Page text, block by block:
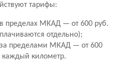
тарифы:
пределах МКАД — от 600 руб.
отдельно);
за пределами МКАД — от 600
каждый километр.